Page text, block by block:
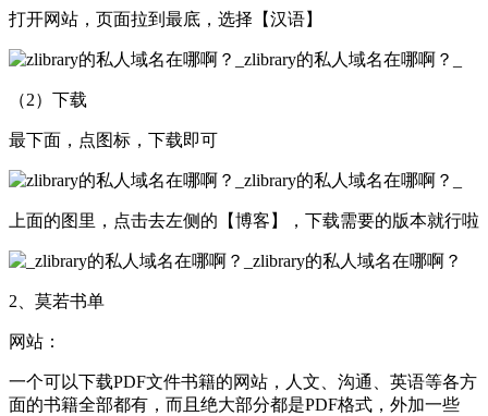
打开网站，页面拉到最底，选择【汉语】
（2）下载
最下面，点图标，下载即可
上面的图里，点击去左侧的【博客】，下载需要的版本就行啦
2、莫若书单
网站：
一个可以下载PDF文件书籍的网站，人文、沟通、英语等各方
面的书籍全部都有，而且绝大部分都是PDF格式，外加一些